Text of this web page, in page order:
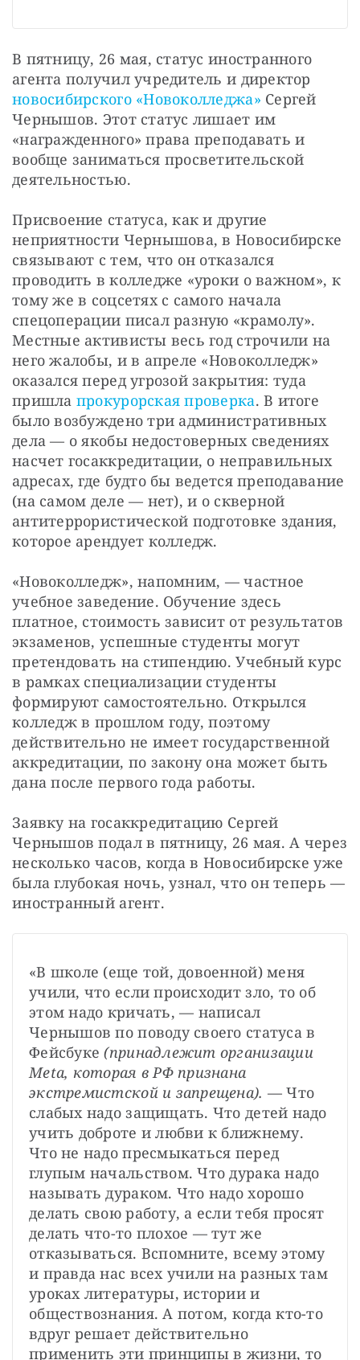
В пятницу, 26 мая, статус иностранного
новосибирского «Новоколледжа» Сергей
Чернышов. Этот статус лишает им
«награжденного» права преподавать и
вообще заниматься просветительской
деятельностью.
Присвоение статуса, как и другие
неприятности Чернышова, в Новосибирске
связывают с тем, что он отказался
проводить в колледже «уроки о важном», к
тому же в соцсетях с самого начала
спецоперации писал разную «крамолу».
Местные активисты весь год строчили на
него жалобы, и в апреле «Новоколледж»
оказался перед угрозой закрытия: туда
пришла прокурорская проверка. В итоге
было возбуждено три административных
дела — о якобы недостоверных сведениях
насчет госаккредитации, о неправильных
адресах, где будто бы ведется преподавание
(на самом деле — нет), и о скверной
антитеррористической подготовке здания,
которое арендует колледж.
«Новоколледж», напомним, — частное
учебное заведение. Обучение здесь
платное, стоимость зависит от результатов
экзаменов, успешные студенты могут
претендовать на стипендию. Учебный курс
в рамках специализации студенты
формируют самостоятельно. Открылся
колледж в прошлом году, поэтому
действительно не имеет государственной
аккредитации, по закону она может быть
дана после первого года работы.
Заявку на госаккредитацию Сергей
Чернышов подал в пятницу, 26 мая. А через
несколько часов, когда в Новосибирске уже
была глубокая ночь, узнал, что он теперь —
иностранный агент.
«В школе (еще той, довоенной) меня
учили, что если происходит зло, то об
этом надо кричать, — написал
Чернышов по поводу своего статуса в
Фейсбуке (принадлежит организации
Meta, которая в РФ признана
экстремистской и запрещена). — Что
слабых надо защищать. Что детей надо
учить доброте и любви к ближнему.
Что не надо пресмыкаться перед
глупым начальством. Что дурака надо
называть дураком. Что надо хорошо
делать свою работу, а если тебя просят
делать что-то плохое — тут же
отказываться. Вспомните, всему этому
и правда нас всех учили на разных там
уроках литературы, истории и
обществознания. А потом, когда кто-то
вдруг решает действительно
применить эти принципы в жизни, то